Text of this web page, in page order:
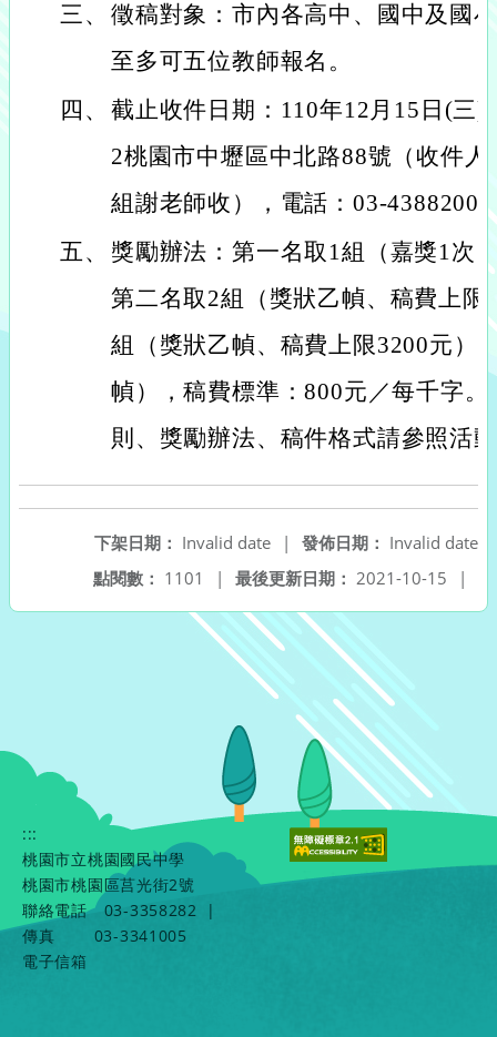
三、 徵稿對象：市內各高中、國中及國
至多可五位教師報名。
四、 截止收件日期：110年12月15日(三)
2桃園市中壢區中北路88號（收件
組謝老師收），電話：03-
五、
獎勵辦法：第一名取1組（嘉獎1次
第二名取2組（獎狀乙幀、稿費上限
組（獎狀乙幀、稿費上限3200元）
幀），稿費標準：800元／每千字
則、獎勵辦法、稿件格式請參照活
發佈日期： Invalid date
下架日期： Invalid date
|
最後更新日期： 2021-10-15 |
點閱數： 1101 |
:::
桃園市立桃園國民中學
桃園市桃園區莒光街2號
聯絡電話
03-3358282
|
傳真
03-3341005
電子信箱